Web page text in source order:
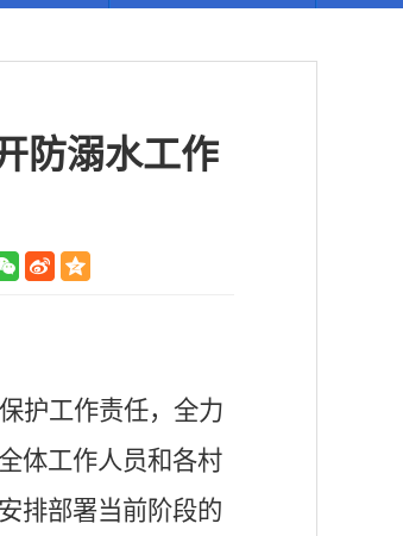
防溺水工作
护工作责任，全力
体工作人员和各村
排部署当前阶段的